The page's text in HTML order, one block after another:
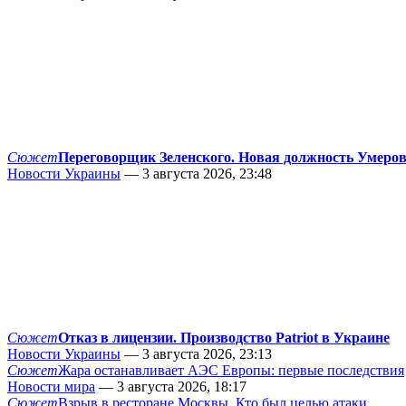
СюжетПереговорщик Зеленского. Новая должность
Новости Украины — 3 августа 2026, 23:48
СюжетОтказ в лицензии. Производство Patriot в Украине
Новости Украины — 3 августа 2026, 23:13
СюжетЖара останавливает АЭС Европы: первые последствия
Новости мира — 3 августа 2026, 18:17